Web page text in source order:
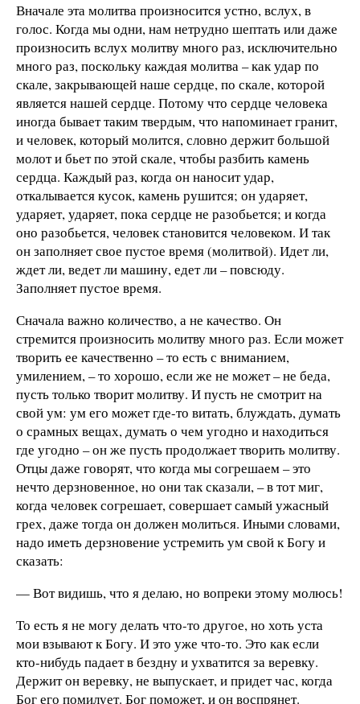
Вначале эта молитва произносится устно, вслух, в
голос. Когда мы одни, нам нетрудно шептать или даже
произносить вслух молитву много раз, исключительно
много раз, поскольку каждая молитва – как удар по
скале, закрывающей наше сердце, по скале, которой
является нашей сердце. Потому что сердце человека
иногда бывает таким твердым, что напоминает гранит,
и человек, который молится, словно держит большой
молот и бьет по этой скале, чтобы разбить камень
сердца. Каждый раз, когда он наносит удар,
откалывается кусок, камень рушится; он ударяет,
ударяет, ударяет, пока сердце не разобьется; и когда
оно разобьется, человек становится человеком. И так
он заполняет свое пустое время (молитвой). Идет ли,
ждет ли, ведет ли машину, едет ли – повсюду.
Заполняет пустое время.
Сначала важно количество, а не качество. Он
стремится произносить молитву много раз. Если может
творить ее качественно – то есть с вниманием,
умилением, – то хорошо, если же не может – не беда,
пусть только творит молитву. И пусть не смотрит на
свой ум: ум его может где-то витать, блуждать, думать
о срамных вещах, думать о чем угодно и находиться
где угодно – он же пусть продолжает творить молитву.
Отцы даже говорят, что когда мы согрешаем – это
нечто дерзновенное, но они так сказали, – в тот миг,
когда человек согрешает, совершает самый ужасный
грех, даже тогда он должен молиться. Иными словами,
надо иметь дерзновение устремить ум свой к Богу и
сказать:
— Вот видишь, что я делаю, но вопреки этому молюсь!
То есть я не могу делать что-то другое, но хоть уста
мои взывают к Богу. И это уже что-то. Это как если
кто-нибудь падает в бездну и ухватится за веревку.
Держит он веревку, не выпускает, и придет час, когда
Бог его помилует. Бог поможет, и он воспрянет.